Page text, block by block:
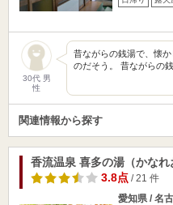
30代 男
性
昔ながらの銭湯で、懐
のだそう。 昔ながらの
関連情報から探す
香流温泉 喜多の湯（かなれ
3.8点/ 21 件
愛知県 / 名